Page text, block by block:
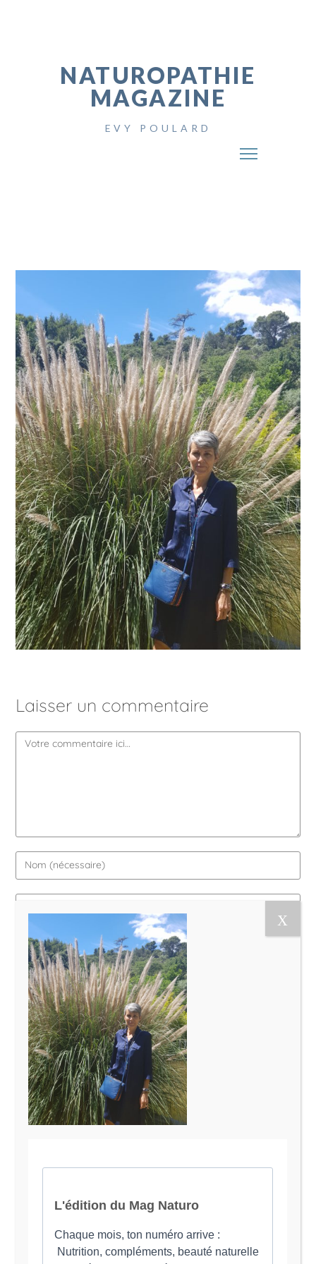
NATUROPATHIE
MAGAZINE
EVY POULARD
Laisser un commentaire
Le Magazine Naturo
Je suis Evy, Naturopathe spécialisée dans
l’accompagnement des femmes en préménopause et
ménopause